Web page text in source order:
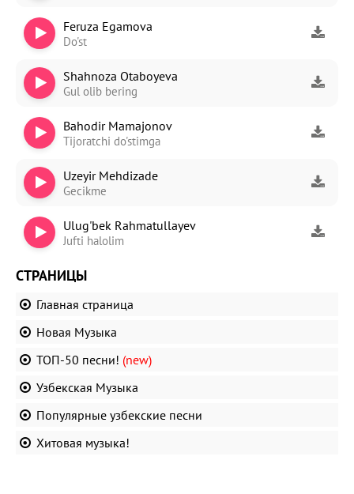
Feruza Egamova
Do'st
Shahnoza Otaboyeva
Gul olib bering
Bahodir Mamajonov
Tijoratchi do'stimga
Uzeyir Mehdizade
Gecikme
Ulug'bek Rahmatullayev
Jufti halolim
СТРАНИЦЫ
Главная страница
Новая Музыка
ТОП-50 песни! (new)
Узбекская Музыка
Популярные узбекские песни
Хитовая музыка!